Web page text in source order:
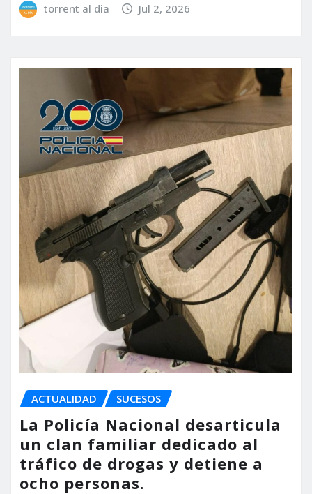
torrent al dia Jul 2, 2026
ACTUALIDAD SUCESOS
La Policía Nacional desarticula
un clan familiar dedicado al
tráfico de drogas y detiene a
ocho personas.